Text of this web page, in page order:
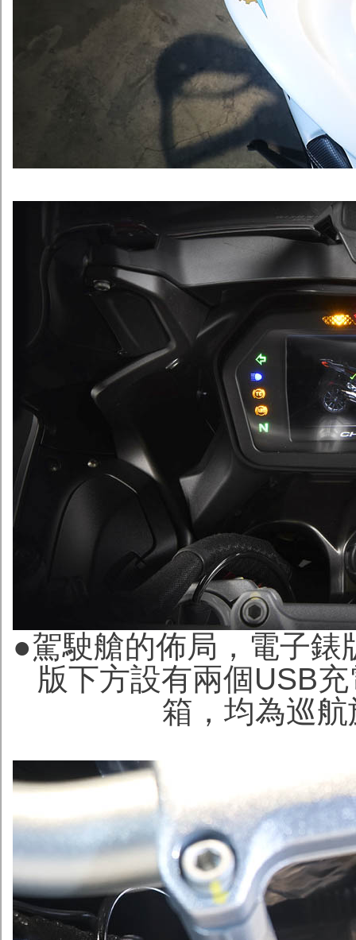
●駕駛艙的佈局，電子
版下方設有兩個USB
箱，均為巡